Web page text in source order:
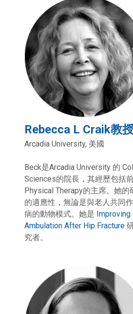
Rebecca L Craik教
Arcadia University, 美國
Beck是Arcadia University 的
Sciences的院長，其經歷包括
Physical Therapy的主席。她
的適應性，無論是與老人共同
病的動物模式。她是
Ambulation After Hip Fracture
究者。